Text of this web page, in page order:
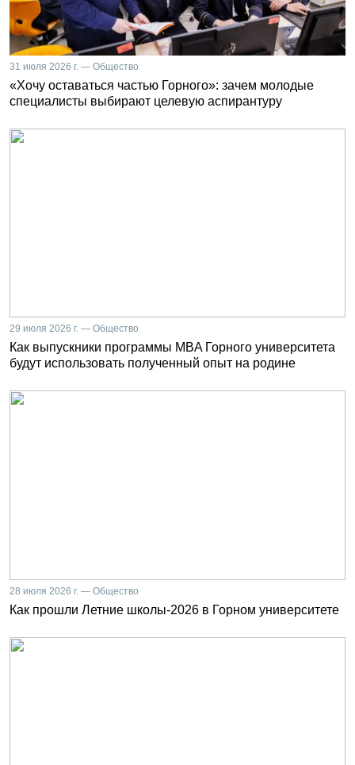
31 июля 2026 г. — Общество
«Хочу оставаться частью Горного»: зачем молодые
специалисты выбирают целевую аспирантуру
29 июля 2026 г. — Общество
Как выпускники программы MBA Горного университета
будут использовать полученный опыт на родине
28 июля 2026 г. — Общество
Как прошли Летние школы-2026 в Горном университете